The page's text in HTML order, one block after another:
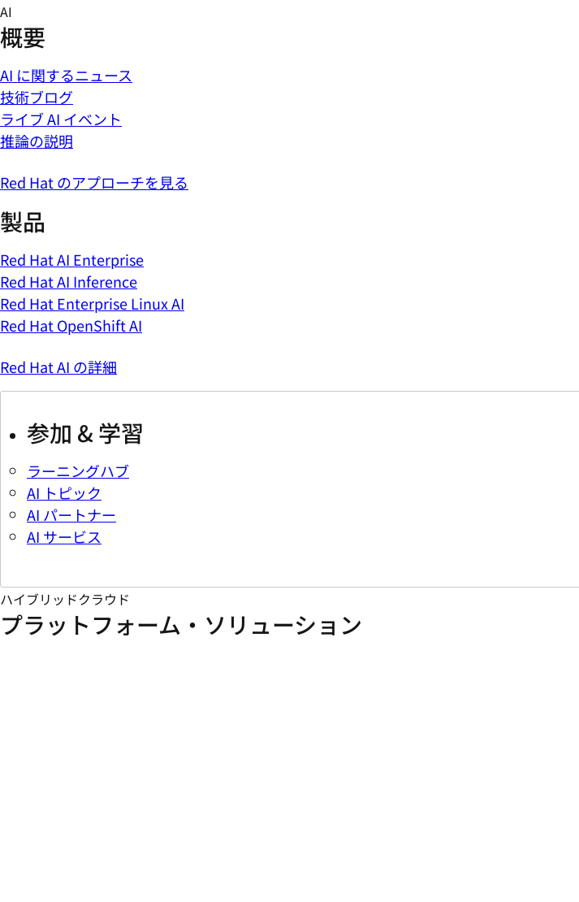
Skip
to
content
AI
概要
AI に関するニュース
技術ブログ
ライブ AI イベント
推論の説明
Red Hat のアプローチを見る
製品
Red Hat AI Enterprise
Red Hat AI Inference
Red Hat Enterprise Linux AI
Red Hat OpenShift AI
Red Hat AI の詳細
参加 & 学習
ラーニングハブ
AI トピック
AI パートナー
AI サービス
ハイブリッドクラウド
プラットフォーム・ソリューション